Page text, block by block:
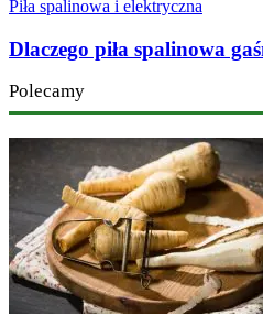
Piła spalinowa i elektryczna
Dlaczego piła spalinowa
Polecamy